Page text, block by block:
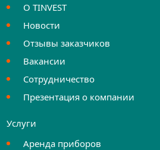
О TINVEST
Новости
Отзывы заказчиков
Вакансии
Сотрудничество
Презентация о компании
Услуги
Аренда приборов